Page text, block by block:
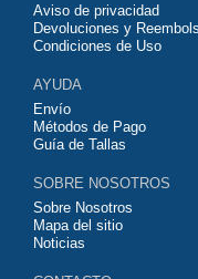
con ella. Estas camisetas
servirán para jugar al fútbol
contáctanos y haremos lo
posible.
Aviso de privacidad
Devoluciones y
Condiciones de Uso
AYUDA
Envío
Métodos de Pago
Guía de Tallas
SOBRE NOSOTROS
Sobre Nosotros
Mapa del sitio
Noticias